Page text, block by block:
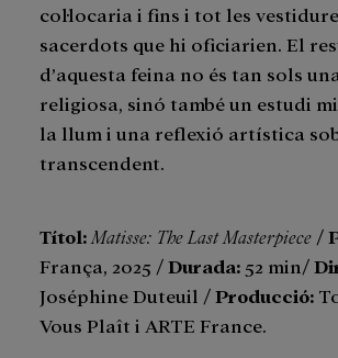
col·locaria i fins i tot les
sacerdots que hi oficiarien. El
d’aquesta feina no és tan sols
religiosa, sinó també un estudi
la llum i una reflexió artística
transcendent.
Títol: Matisse: The Last Masterpiece /
França, 2025 /Durada: 52 min/
Joséphine Duteuil /Producció:
Vous Plaît i ARTE France.